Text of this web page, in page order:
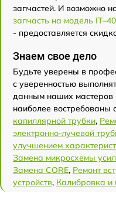
запчастей. И возможно
запчасть на модель
- предоставляется
Знаем свое дело
Будьте уверены в
с уверенностью
данным наших мастеров
наиболее востребованы
капиллярной трубки,
электронно-лучевой
улучшением
Замена микросхемы
Замена CORE, Ремонт
устройств, Калибровка и